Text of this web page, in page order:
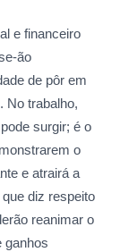
e financeiro
ão
de pôr em
No trabalho,
surgir; é o
o
e atrairá a
diz respeito
reanimar o
ganhos